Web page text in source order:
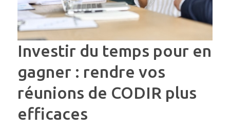
Investir du temps pour en
gagner : rendre vos
réunions de CODIR plus
efficaces